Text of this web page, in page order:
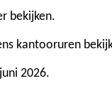
bekijken.
kantooruren
2026.